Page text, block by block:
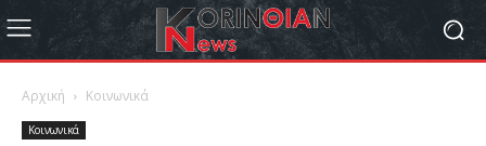
Αρχική Κοινωνικά
Κοινωνικά